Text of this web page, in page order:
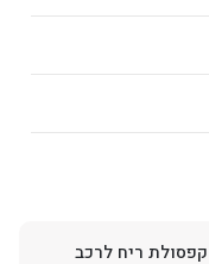
קפסולת ריח לרכב